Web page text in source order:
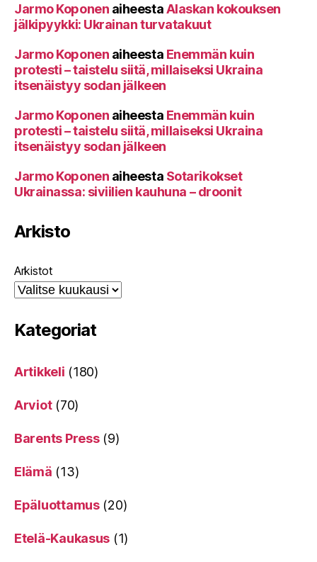
Jarmo Koponen aiheestaAlaskan kokouksen
jälkipyykki: Ukrainan turvatakuut
Jarmo Koponen aiheesta Enemmän kuin
protesti – taistelu siitä, millaiseksi Ukraina
itsenäistyy sodan jälkeen
Jarmo Koponen aiheesta Enemmän kuin
protesti – taistelu siitä, millaiseksi Ukraina
itsenäistyy sodan jälkeen
Jarmo Koponen aiheesta Sotarikokset
Ukrainassa: siviilien kauhuna – droonit
Arkisto
Arkistot
Kategoriat
Artikkeli (180)
Arviot(70)
Barents Press(9)
Elämä (13)
Epäluottamus(20)
Etelä-Kaukasus (1)